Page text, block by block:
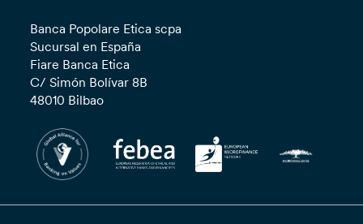
Banca Popolare Etica scpa
Sucursal en España
Fiare Banca Etica
C/ Simón Bolívar 8B
48010 Bilbao